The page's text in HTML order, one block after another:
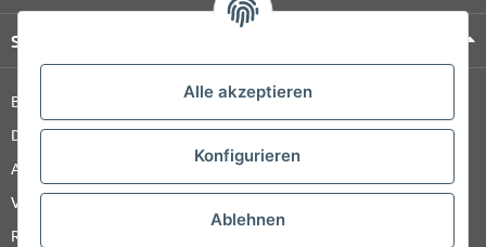
Alle akzeptieren
Konfigurieren
Ablehnen
Shop Service
Barrierefreiheitserklärung
Datenschutz
AGB
Versandinformationen
Retour